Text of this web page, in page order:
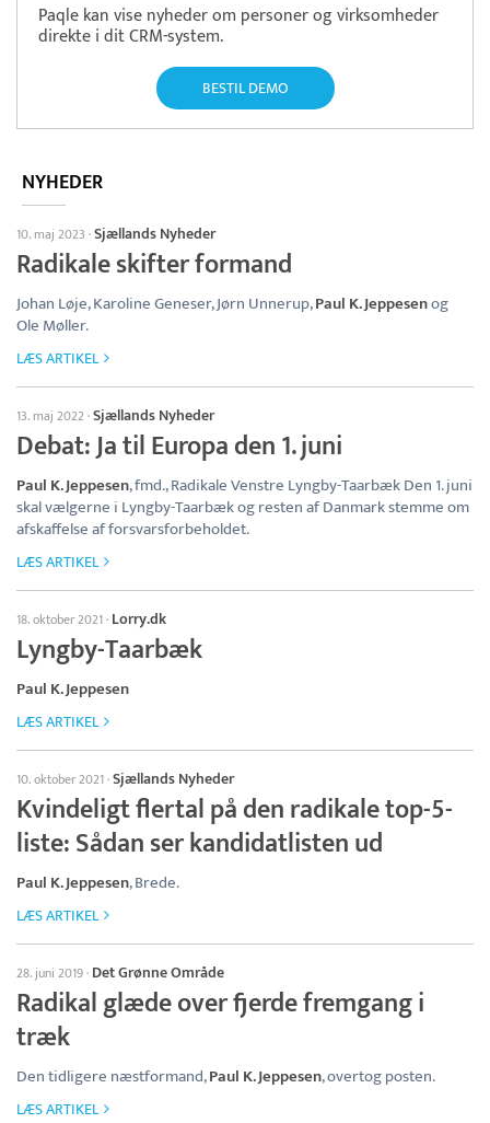
Paqle kan vise nyheder om personer og virksomheder
direkte i dit CRM-system.
BESTIL DEMO
NYHEDER
10. maj 2023 ·Sjællands Nyheder
Radikale skifter formand
Johan Løje, Karoline Geneser, Jørn Unnerup,Paul K. Jeppesenog
Ole Møller.
LÆS ARTIKEL
13. maj 2022·Sjællands Nyheder
Debat: Ja til Europa den 1. juni
Paul K. Jeppesen, fmd., Radikale Venstre Lyngby-Taarbæk Den 1. juni
skal vælgerne i Lyngby-Taarbæk og resten af Danmark stemme om
afskaffelse af forsvarsforbeholdet.
LÆS ARTIKEL
18. oktober 2021· Lorry.dk
Lyngby-Taarbæk
Paul K. Jeppesen
LÆS ARTIKEL
10. oktober 2021·Sjællands Nyheder
Kvindeligt flertal på den radikale top-5-
liste: Sådan ser kandidatlisten ud
Paul K. Jeppesen, Brede.
LÆS ARTIKEL
28. juni 2019· Det Grønne Område
Radikal glæde over fjerde fremgang i
træk
Den tidligere næstformand,Paul K. Jeppesen, overtog posten.
LÆS ARTIKEL